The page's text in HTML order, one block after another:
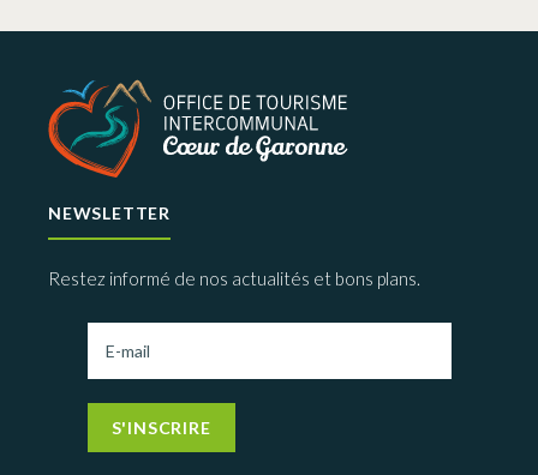
NEWSLETTER
Restez informé de nos actualités et bons plans.
S'INSCRIRE